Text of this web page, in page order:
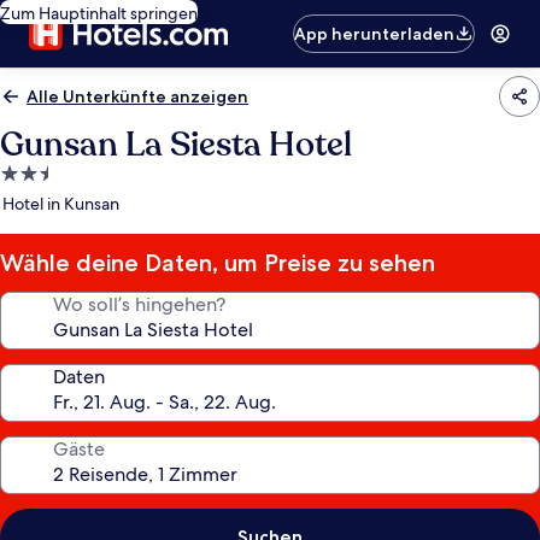
Zum Hauptinhalt springen
App herunterladen
Alle Unterkünfte anzeigen
Gunsan La Siesta Hotel
2.5-
Sterne-
Hotel in Kunsan
Wähle deine Daten, um Preise zu sehen
Wo soll’s hingehen?
Daten
Gäste